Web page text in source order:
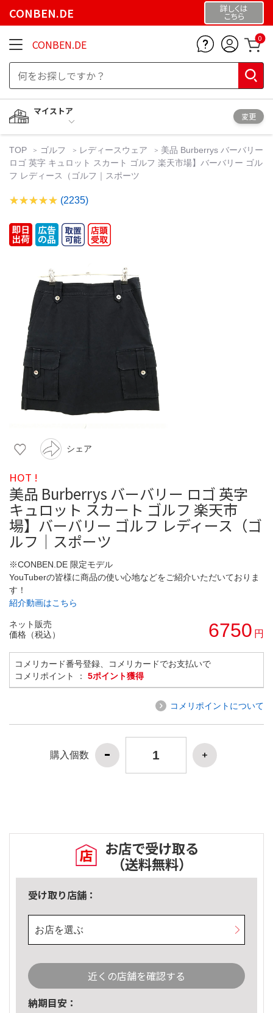
CONBEN.DE 詳しくは
こちら
CONBEN.DE 0
マイストア
変更
TOP ゴルフ レディースウェア
美品 Burberrys バーバリー
ロゴ 英字 キュロット スカート ゴルフ 楽天市場】バーバリー ゴル
フ レディース（ゴルフ｜スポーツ
(2235)
シェア
HOT !
美品 Burberrys バーバリー ロゴ 英字
キュロット スカート ゴルフ 楽天市
場】バーバリー ゴルフ レディース（ゴ
ルフ｜スポーツ
※CONBEN.DE 限定モデル
YouTuberの皆様に商品の使い心地などをご紹介いただいておりま
す！
紹介動画はこちら
ネット販売
価格（税込）
6750 円
コメリカード番号登録、コメリカードでお支払いで
コメリポイント ： 5ポイント獲得
コメリポイントについて
購入個数
お店で受け取る
（送料無料）
受け取り店舗：
お店を選ぶ
近くの店舗を確認する
納期目安：